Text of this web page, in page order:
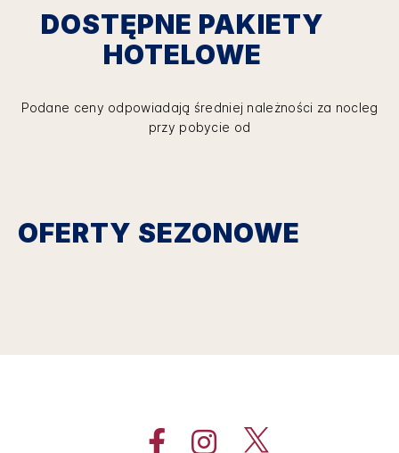
DOSTĘPNE PAKIETY
HOTELOWE
Podane ceny odpowiadają średniej należności za nocleg
przy pobycie od
OFERTY SEZONOWE